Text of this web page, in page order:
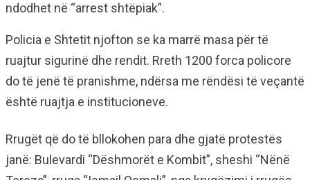
ndodhet në “arrest shtëpiak”.
Policia e Shtetit njofton se ka marrë masa për të
ruajtur sigurinë dhe rendit. Rreth 1200 forca policore
do të jenë të pranishme, ndërsa me rëndësi të veçantë
është ruajtja e institucioneve.
Rrugët që do të bllokohen para dhe gjatë protestës
janë: Bulevardi “Dëshmorët e Kombit”, sheshi “Nënë